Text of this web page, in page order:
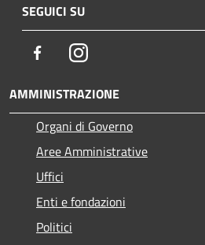
SEGUICI SU
FacebookInstagram
AMMINISTRAZIONE
Organi di Governo
Aree Amministrative
Uffici
Enti e fondazioni
Politici